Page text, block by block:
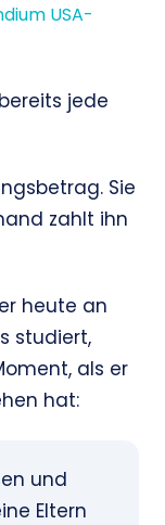
USA-
jede
Sie
zahlt ihn
heute an
studiert,
als er
hat:
und
Eltern